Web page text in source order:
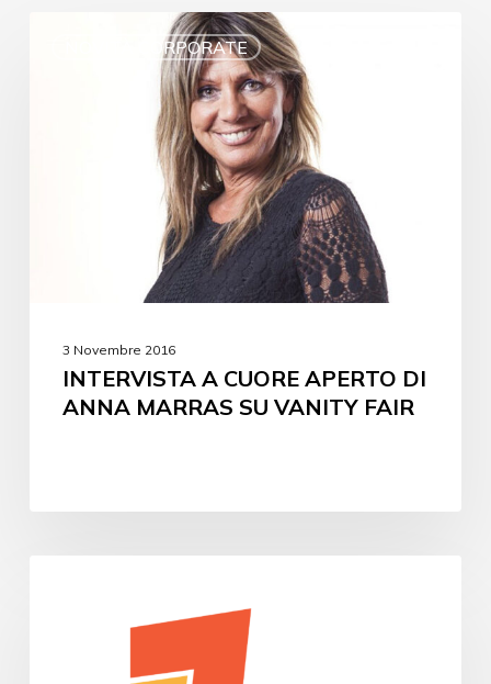
NOVITÀ CORPORATE
3 Novembre 2016
INTERVISTA A CUORE APERTO DI
ANNA MARRAS SU VANITY FAIR